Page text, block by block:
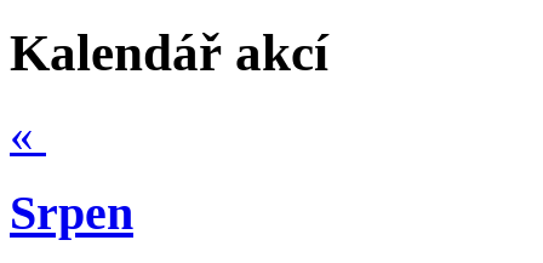
Kalendář akcí
«
Srpen